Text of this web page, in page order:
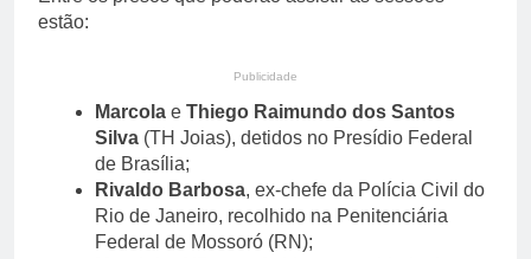
estão:
Publicidade
Marcola e Thiego Raimundo dos Santos
Silva (TH Joias), detidos no Presídio Federal
de Brasília;
Rivaldo Barbosa, ex-chefe da Polícia Civil do
Rio de Janeiro, recolhido na Penitenciária
Federal de Mossoró (RN);